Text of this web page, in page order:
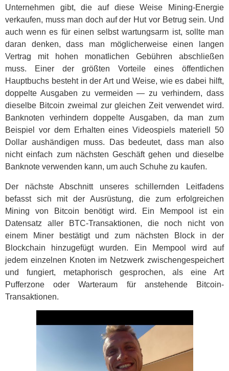
Unternehmen gibt, die auf diese Weise Mining-Energie
verkaufen, muss man doch auf der Hut vor Betrug sein. Und
auch wenn es für einen selbst wartungsarm ist, sollte man
daran denken, dass man möglicherweise einen langen
Vertrag mit hohen monatlichen Gebühren abschließen
muss. Einer der größten Vorteile eines öffentlichen
Hauptbuchs besteht in der Art und Weise, wie es dabei hilft,
doppelte Ausgaben zu vermeiden — zu verhindern, dass
dieselbe Bitcoin zweimal zur gleichen Zeit verwendet wird.
Banknoten verhindern doppelte Ausgaben, da man zum
Beispiel vor dem Erhalten eines Videospiels materiell 50
Dollar aushändigen muss. Das bedeutet, dass man also
nicht einfach zum nächsten Geschäft gehen und dieselbe
Banknote verwenden kann, um auch Schuhe zu kaufen.
Der nächste Abschnitt unseres schillernden Leitfadens
befasst sich mit der Ausrüstung, die zum erfolgreichen
Mining von Bitcoin benötigt wird. Ein Mempool ist ein
Datensatz aller BTC-Transaktionen, die noch nicht von
einem Miner bestätigt und zum nächsten Block in der
Blockchain hinzugefügt wurden. Ein Mempool wird auf
jedem einzelnen Knoten im Netzwerk zwischengespeichert
und fungiert, metaphorisch gesprochen, als eine Art
Pufferzone oder Warteraum für anstehende Bitcoin-
Transaktionen.